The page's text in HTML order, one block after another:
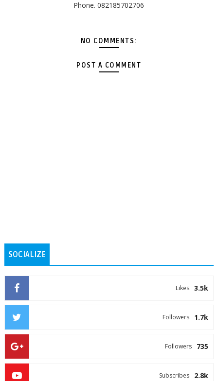
Phone. 082185702706
NO COMMENTS:
POST A COMMENT
SOCIALIZE
3.5k
Likes
1.7k
Followers
735
Followers
2.8k
Subscribes